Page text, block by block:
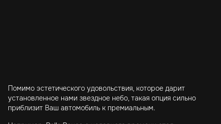
Помимо эстетического удовольствия, которое дарит
установленное нами звездное небо, такая опция сильно
приблизит Ваш автомобиль к премиальным.